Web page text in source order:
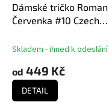
Dámské tričko Roman
Červenka #10 Czech
Red
Skladem - ihned k odeslání
od 449 Kč
DETAIL